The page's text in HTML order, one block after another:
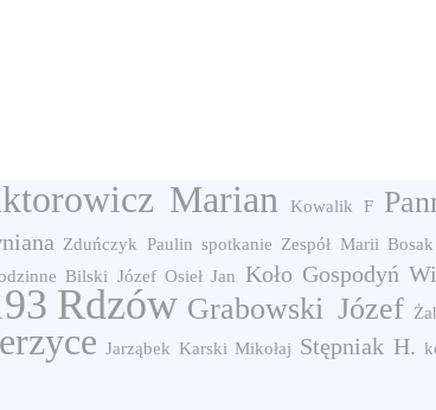
Marian Kowalik F
Zduńczyk Paulin spotkanie Zespół Marii Bosak
Bilski Józef Osieł Jan Koło Gospodyń
Rdzów Grabowski Józef
Jarząbek Karski Mikołaj Stępniak H.